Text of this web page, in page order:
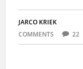
JARCO KRIEK
COMMENTS
22